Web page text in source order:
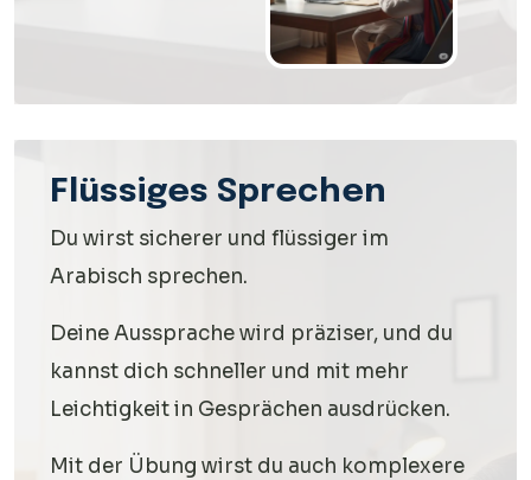
Flüssiges Sprechen
Du wirst sicherer und flüssiger im
Arabisch sprechen.
Deine Aussprache wird präziser, und du
kannst dich schneller und mit mehr
Leichtigkeit in Gesprächen ausdrücken.
Mit der Übung wirst du auch komplexere